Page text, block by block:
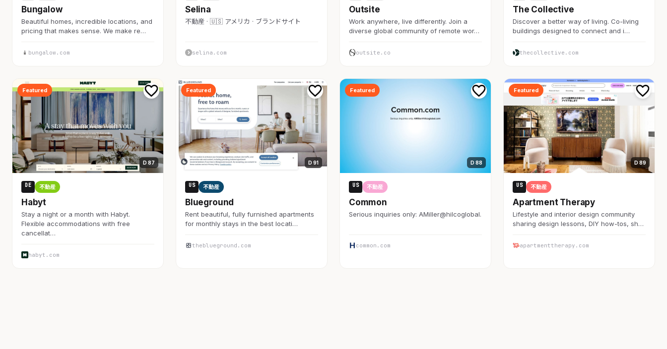
Bungalow
Beautiful homes, incredible locations, and
pricing that makes sense. We make re…
bungalow.com
Selina
不動産 · 🇺🇸 アメリカ · ブランドサイト
selina.com
Outsite
Work anywhere, live differently. Join a
diverse global community of remote wor…
outsite.co
The Collective
Discover a better way of living. Co-living
buildings designed to connect and i…
thecollective.com
Featured
D 87
DE 不動産
Habyt
Stay a night or a month with Habyt.
Flexible accommodations with free
cancellat…
habyt.com
Featured
D 91
US 不動産
Blueground
Rent beautiful, fully furnished apartments
for monthly stays in the best locati…
theblueground.com
Featured
D 88
US 不動産
Common
Serious inquiries only: AMiller@hilcoglobal.
common.com
Featured
D 89
US 不動産
Apartment Therapy
Lifestyle and interior design community
sharing design lessons, DIY how-tos, sh…
apartmenttherapy.com